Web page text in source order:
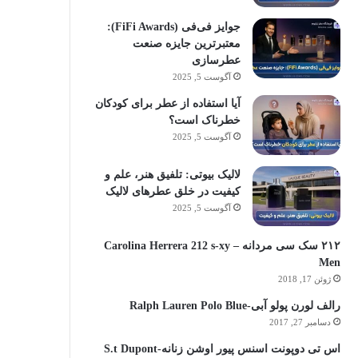
جوایز فی‌فی (FiFi Awards):
معتبرترین جایزه صنعت
عطرسازی
آگوست 5, 2025
آیا استفاده از عطر برای کودکان
خطرناک است؟
آگوست 5, 2025
لالیک بیوتی: تلفیق هنر، علم و
کیفیت در خلق عطرهای لالیک
آگوست 5, 2025
۲۱۲ سک سی مردانه – Carolina Herrera 212 s-xy
Men
ژوئن 17, 2018
رالف لورن پولو آبی-Ralph Lauren Polo Blue
دسامبر 27, 2017
اس تی دوپونت اسنس پیور اوشن زنانه-S.t Dupont